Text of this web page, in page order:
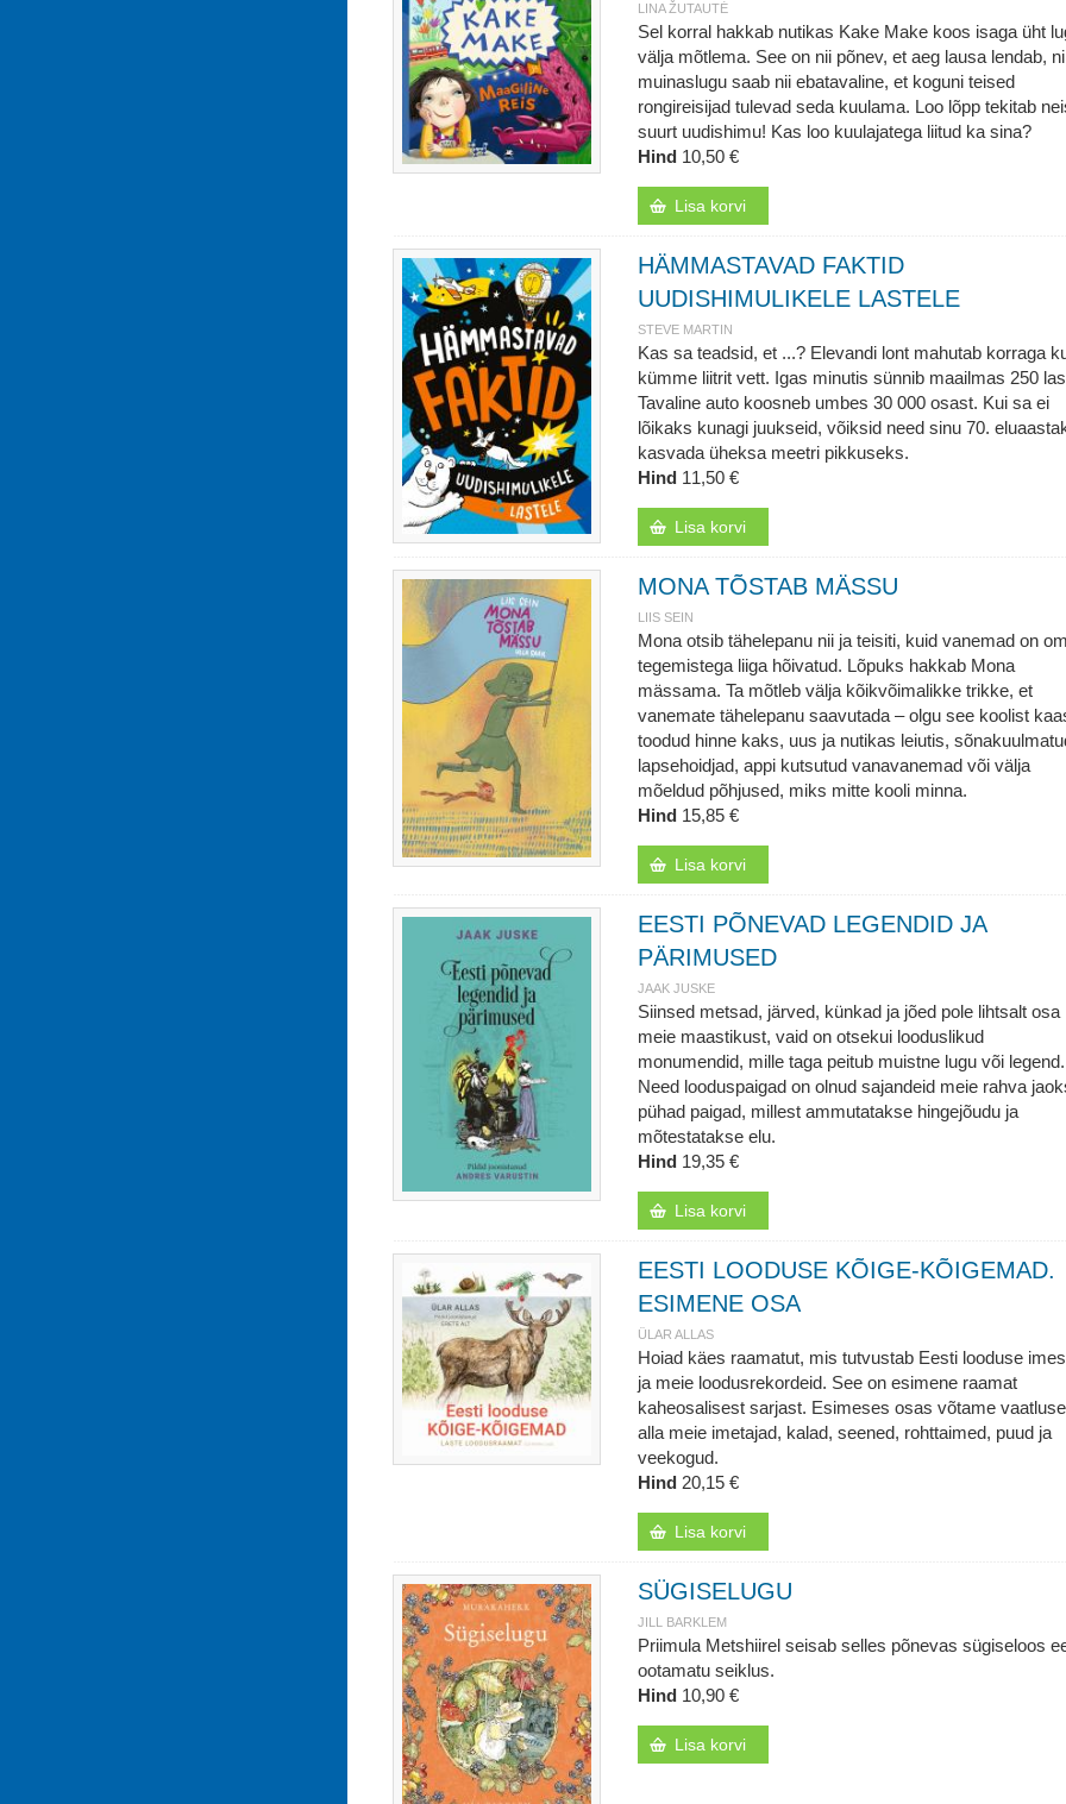
LINA ŽUTAUTĖ
Sel korral hakkab nutikas Kake Make koos isaga üht
välja mõtlema. See on nii põnev, et aeg lausa lendab,
muinaslugu saab nii ebatavaline, et koguni teised
rongireisijad tulevad seda kuulama. Loo lõpp tekitab
suurt uudishimu! Kas loo kuulajatega liitud ka sina?
Hind 10,50 €
Lisa korvi
HÄMMASTAVAD FAKTID
UUDISHIMULIKELE LASTELE
STEVE MARTIN
Kas sa teadsid, et ...? Elevandi lont mahutab korraga
kümme liitrit vett. Igas minutis sünnib maailmas 250
Tavaline auto koosneb umbes 30 000 osast. Kui sa ei
lõikaks kunagi juukseid, võiksid need sinu 70.
kasvada üheksa meetri pikkuseks.
Hind 11,50 €
Lisa korvi
MONA TÕSTAB MÄSSU
LIIS SEIN
Mona otsib tähelepanu nii ja teisiti, kuid vanemad on
tegemistega liiga hõivatud. Lõpuks hakkab Mona
mässama. Ta mõtleb välja kõikvõimalikke trikke, et
vanemate tähelepanu saavutada – olgu see koolist
toodud hinne kaks, uus ja nutikas leiutis,
lapsehoidjad, appi kutsutud vanavanemad või välja
mõeldud põhjused, miks mitte kooli minna.
Hind 15,85 €
Lisa korvi
EESTI PÕNEVAD LEGENDID JA
PÄRIMUSED
JAAK JUSKE
Siinsed metsad, järved, künkad ja jõed pole lihtsalt osa
meie maastikust, vaid on otsekui looduslikud
monumendid, mille taga peitub muistne lugu või legend.
Need looduspaigad on olnud sajandeid meie rahva
pühad paigad, millest ammutatakse hingejõudu ja
mõtestatakse elu.
Hind 19,35 €
Lisa korvi
EESTI LOODUSE KÕIGE-KÕIGEMAD.
ESIMENE OSA
ÜLAR ALLAS
Hoiad käes raamatut, mis tutvustab Eesti looduse
ja meie loodusrekordeid. See on esimene raamat
kaheosalisest sarjast. Esimeses osas võtame vaatluse
alla meie imetajad, kalad, seened, rohttaimed, puud ja
veekogud.
Hind 20,15 €
Lisa korvi
SÜGISELUGU
JILL BARKLEM
Priimula Metshiirel seisab selles põnevas sügiseloos
ootamatu seiklus.
Hind 10,90 €
Lisa korvi